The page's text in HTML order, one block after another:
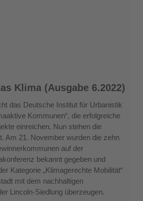
Klima (Ausgabe 6.2022)
das Deutsche Institut für Urbanistik
Kommunen“, die erfolgreiche
einreichen. Nun stehen die
Am 21. November wurden die zehn
auf der
bekannt gegeben und
Kategorie „Klimagerechte Mobilität“
mit dem nachhaltigen
Lincoln-Siedlung überzeugen.